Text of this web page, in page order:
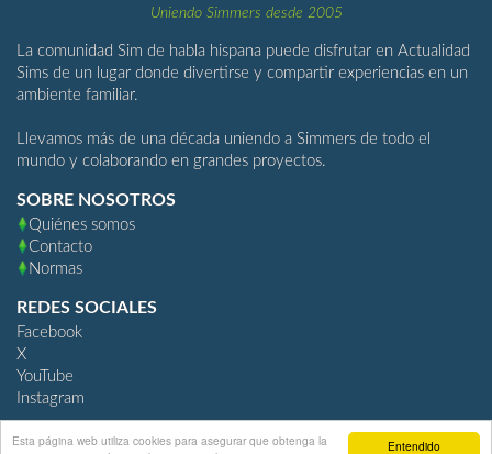
Entendido
Esta página web utiliza cookies para asegurar que obtenga la
Uniendo Simmers desde 2005
La comunidad Sim de habla hispana puede disfrutar en Actualidad
Sims de un lugar donde divertirse y compartir experiencias en un
ambiente familiar.
Llevamos más de una década uniendo a Simmers de todo el
mundo y colaborando en grandes proyectos.
SOBRE NOSOTROS
Quiénes somos
Contacto
Normas
REDES SOCIALES
Facebook
X
YouTube
Instagram